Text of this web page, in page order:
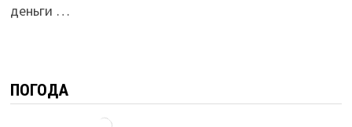
деньги …
ПОГОДА